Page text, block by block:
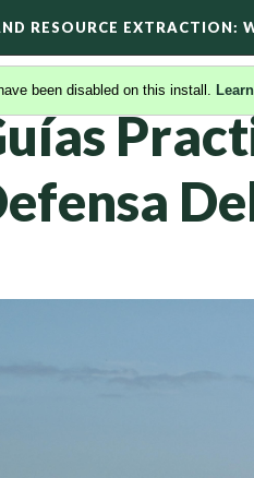
RESOURCE EXTRACTION:
been disabled on this install.
(9/11)